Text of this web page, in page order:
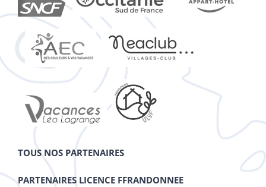
TOUS NOS PARTENAIRES
PARTENAIRES LICENCE FFRANDONNEE